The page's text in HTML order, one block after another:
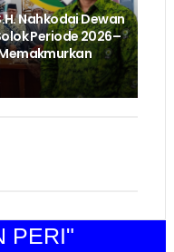
Nahkodai Dewan
Periode 2026–
PERI"